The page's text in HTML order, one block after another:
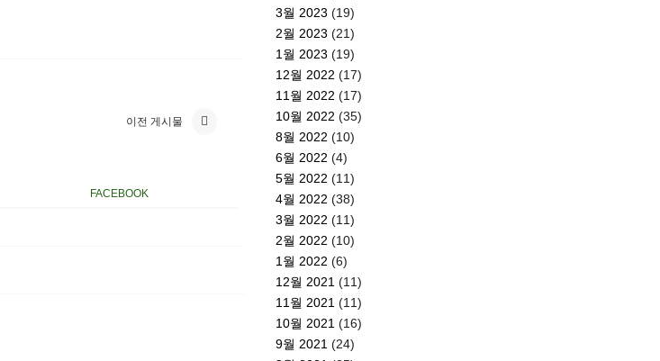
이전 게시물
FACEBOOK
3월 2023 (19)
2월 2023 (21)
1월 2023 (19)
12월 2022 (17)
11월 2022 (17)
10월 2022 (35)
8월 2022 (10)
6월 2022 (4)
5월 2022 (11)
4월 2022 (38)
3월 2022 (11)
2월 2022 (10)
1월 2022 (6)
12월 2021 (11)
11월 2021 (11)
10월 2021 (16)
9월 2021 (24)